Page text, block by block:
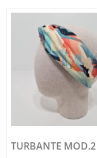
TURBANTE MOD.2